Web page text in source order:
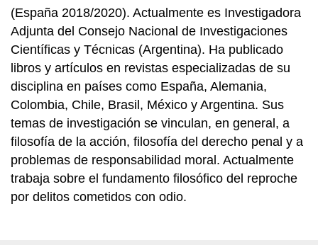
(España 2018/2020). Actualmente es Investigadora
Adjunta del Consejo Nacional de Investigaciones
Científicas y Técnicas (Argentina). Ha publicado
libros y artículos en revistas especializadas de su
disciplina en países como España, Alemania,
Colombia, Chile, Brasil, México y Argentina. Sus
temas de investigación se vinculan, en general, a
filosofía de la acción, filosofía del derecho penal y a
problemas de responsabilidad moral. Actualmente
trabaja sobre el fundamento filosófico del reproche
por delitos cometidos con odio.